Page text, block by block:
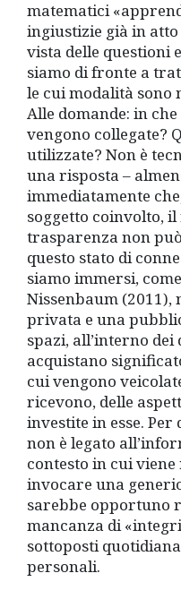
matematici
ingiustizie già in
vista delle questioni
siamo di fronte a
le cui modalità sono
Alle domande: in
vengono collegate?
utilizzate? Non è
una risposta –
immediatamente
soggetto coinvolto,
trasparenza non
questo stato di
siamo immersi,
Nissenbaum (2011),
privata e una
spazi, all’interno
acquistano
cui vengono
ricevono, delle
investite in esse.
non è legato
contesto in cui
invocare una
sarebbe opportuno
mancanza di
sottoposti
personali.